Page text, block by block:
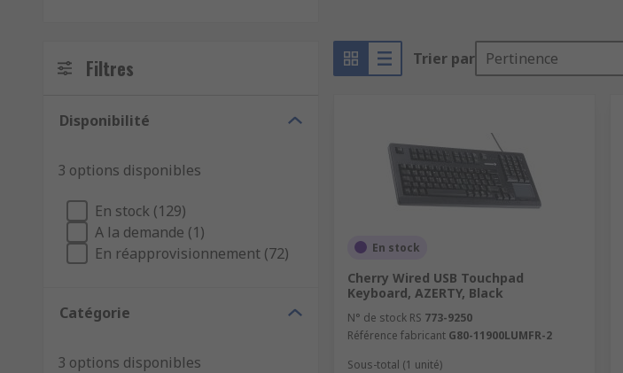
Filtres
Disponibilité
3 options disponibles
En stock (129)
A la demande (1)
En réapprovisionnement (72)
Catégorie
3 options disponibles
Trier par Pertinence
En stock
Cherry Wired USB Touchpad
Keyboard, AZERTY, Black
N° de stock RS 773-9250
Référence fabricant G80-11900LUMFR-2
Sous-total (1 unité)